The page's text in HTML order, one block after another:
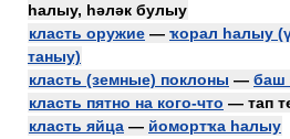
һалыу, һәләк булыу
класть оружие — ҡорал һалыу
таныу)
класть (земные) поклоны — баш
класть пятно на кого-что — тап
класть яйца — йомортҡа һалыу